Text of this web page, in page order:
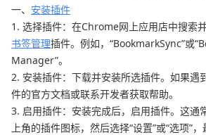
一、 安装插件
1. 选择插件：在Chrome网上应用店中搜索
书签管理插件。例如，“BookmarkSync”或
Manager”。
2. 安装插件：下载并安装所选插件。如果遇
件的官方文档或联系开发者获取帮助。
3. 启用插件：安装完成后，启用插件。这通
上角的插件图标，然后选择“设置”或“选项”